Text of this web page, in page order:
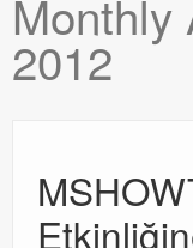
SCCM
Genel
Video-Webcast-
Monthly
2012